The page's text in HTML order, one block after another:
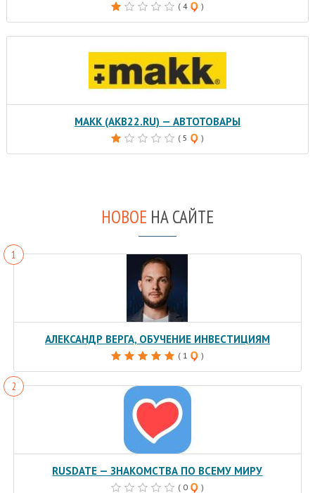
( 4 )
MAKK (AKB22.RU) — АВТОТОВАРЫ
( 5 )
НОВОЕ НА САЙТЕ
АЛЕКСАНДР ВЕРГА, ОБУЧЕНИЕ ИНВЕСТИЦИЯМ
( 1 )
RUSDATE — ЗНАКОМСТВА ПО ВСЕМУ МИРУ
( 0 )